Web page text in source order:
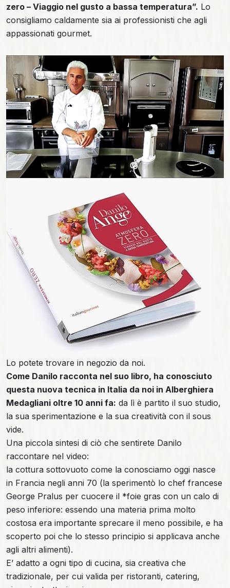
zero – Viaggio nel gusto a bassa temperatura”. Lo
consigliamo caldamente sia ai professionisti che agli
appassionati gourmet.
Lo potete trovare in negozio da noi.
Come Danilo racconta nel suo libro, ha conosciuto
questa nuova tecnica in Italia da noi in Alberghiera
Medagliani oltre 10 anni fa: da lì è partito il suo studio,
la sua sperimentazione e la sua creatività con il sous
vide.
Una piccola sintesi di ciò che sentirete Danilo
raccontare nel video:
la cottura sottovuoto come la conosciamo oggi nasce
in Francia negli anni 70 (la sperimentò lo chef francese
George Pralus per cuocere il *foie gras con un calo di
peso inferiore: essendo una materia prima molto
costosa era importante sprecare il meno possibile, e ha
scoperto poi che lo stesso principio si applicava anche
agli altri alimenti).
E’ adatto a ogni tipo di cucina, sia creativa che
tradizionale, per cui valida per ristoranti, catering,